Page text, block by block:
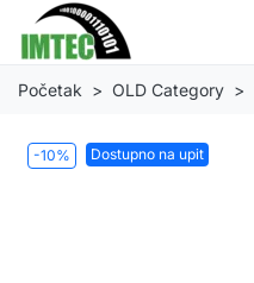
Početak OLD Category
-10% Dostupno na upit